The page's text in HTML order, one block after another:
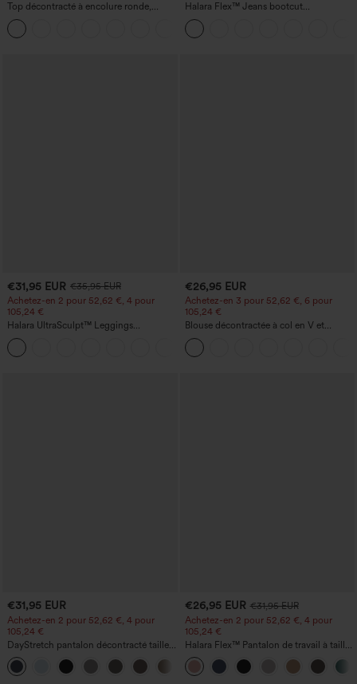
Top décontracté à encolure ronde,
manches chauve-souris et coupe ample
Halara Flex™ Jeans bootcut
décontractés taille haute, effet délavé,
avec poches
€31,95 EUR €35,95 EUR
Achetez-en 2 pour 52,62 €, 4 pour
105,24 €
Halara UltraSculpt™ Leggings
d'entraînement sculptants taille haute,
effet ventre plat, avec poche
€26,95 EUR
Achetez-en 3 pour 52,62 €, 6 pour
105,24 €
Blouse décontractée à col en V et
manches courtes bouffantes
€31,95 EUR
Achetez-en 2 pour 52,62 €, 4 pour
105,24 €
DayStretch pantalon décontracté taille
haute avec poches et coupe droite
+23
€26,95 EUR €31,95 EUR
Achetez-en 2 pour 52,62 €, 4 pour
105,24 €
Halara Flex™ Pantalon de travail à taille
haute, jambe large, avec poches, en
maille gaufrée